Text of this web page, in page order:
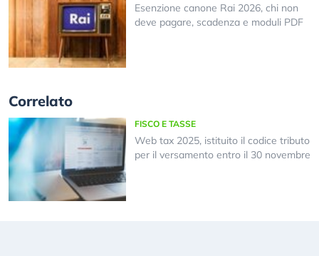
Esenzione canone Rai 2026, chi non
deve pagare, scadenza e moduli PDF
Correlato
FISCO E TASSE
Web tax 2025, istituito il codice tributo
per il versamento entro il 30 novembre